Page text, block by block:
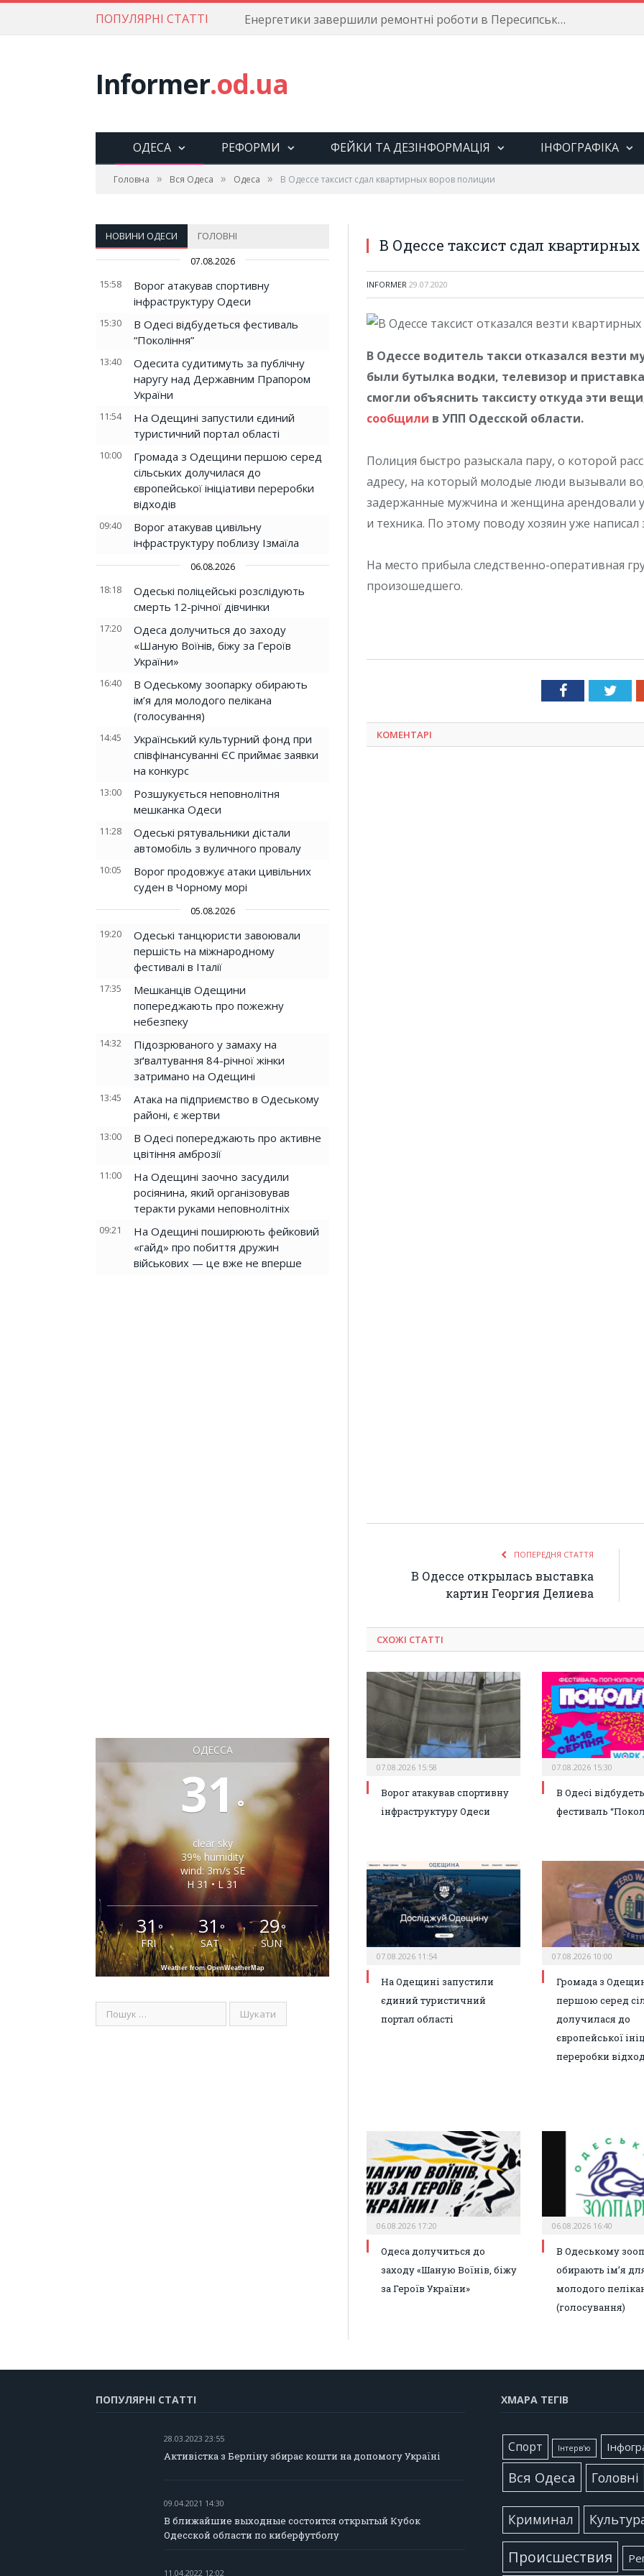
ПОПУЛЯРНІ СТАТТІ Енергетики завершили ремонтні роботи в Пересипському районі
Informer.od.ua
ОДЕСА РЕФОРМИ ФЕЙКИ ТА ДЕЗІНФОРМАЦІЯ ІНФОГРАФІКА
Головна » Вся Одеса » Одеса » В Одессе таксист сдал квартирных воров полиции
НОВИНИ ОДЕСИ ГОЛОВНІ
07.08.2026
15:58
Ворог атакував спортивну
інфраструктуру Одеси
15:30
В Одесі відбудеться фестиваль
“Покоління”
13:40
Одесита судитимуть за публічну
наругу над Державним Прапором
України
11:54
На Одещині запустили єдиний
туристичний портал області
10:00
Громада з Одещини першою серед
сільських долучилася до
європейської ініціативи переробки
відходів
09:40
Ворог атакував цивільну
інфраструктуру поблизу Ізмаїла
06.08.2026
18:18
Одеські поліцейські розслідують
смерть 12-річної дівчинки
17:20
Одеса долучиться до заходу
«Шаную Воїнів, біжу за Героїв
України»
16:40
В Одеському зоопарку обирають
ім’я для молодого пелікана
(голосування)
14:45
Український культурний фонд при
співфінансуванні ЄС приймає заявки
на конкурс
13:00
Розшукується неповнолітня
мешканка Одеси
11:28
Одеські рятувальники дістали
автомобіль з вуличного провалу
10:05
Ворог продовжує атаки цивільних
суден в Чорному морі
05.08.2026
19:20
Одеські танцюристи завоювали
першість на міжнародному
фестивалі в Італії
17:35
Мешканців Одещини
попереджають про пожежну
небезпеку
14:32
Підозрюваного у замаху на
зґвалтування 84-річної жінки
затримано на Одещині
13:45
Атака на підприємство в Одеському
районі, є жертви
13:00
В Одесі попереджають про активне
цвітіння амброзії
11:00
На Одещині заочно засудили
росіянина, який організовував
теракти руками неповнолітніх
09:21
На Одещині поширюють фейковий
«гайд» про побиття дружин
військових — це вже не вперше
ОДЕССА
31°
clear sky
39% humidity
wind: 3m/s SE
H 31 • L 31
31°
FRI
31°
SAT
29°
SUN
Weather from OpenWeatherMap
В Одессе таксист сдал
INFORMER 29.07.2020
В Одессе водитель такси отказался везти
были бутылка водки, телевизор и
смогли объяснить таксисту откуда эти
сообщили в УПП Одесской области.
Полиция быстро разыскала пару, о которой
адресу, на который молодые люди вызывали
задержанные мужчина и женщина арендовали
и техника. По этому поводу хозяин уже
На место прибыла следственно-оперативная
произошедшего.
Facebook
КОМЕНТАРІ
ПОПЕРЕДНЯ СТАТТЯ
В Одессе открылась выставка
картин Георгия Делиева
СХОЖІ СТАТТІ
07.08.2026 15:58
Ворог атакував спортивну
інфраструктуру Одеси
07.08.2026 15:30
В Одесі
фестиваль
07.08.2026 11:54
На Одещині запустили
єдиний туристичний
портал області
07.08.2026 10:00
Громада з
першою серед
долучилася до
європейської
переробки
06.08.2026 17:20
Одеса долучиться до
заходу «Шаную Воїнів, біжу
за Героїв України»
06.08.2026 16:40
В Одеському
обирають ім’я
молодого
(голосування)
ПОПУЛЯРНІ СТАТТІ
28.03.2023 23:55
Активістка з Берліну збирає кошти на допомогу Україні
09.04.2021 14:30
В ближайшие выходные состоится открытый Кубок
Одесской области по киберфутболу
11.04.2022 12:02
ХМАРА ТЕГІВ
Cпорт Інтерв'ю
Вся Одеса Головні
Криминал
Происшествия